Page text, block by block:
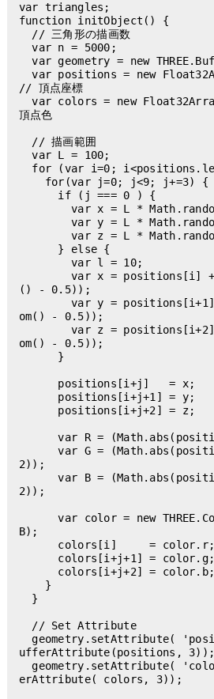
var triangles;
function initObject() {
  var n = 5000;
  var geometry = new THREE.BufferGeometry();
  var positions = new Float32Array( n * 3 * 3 );
// 頂点座標
  var colors = new Float32Array( n * 3 * 3 ); //
頂点色
  var L = 100;
        var x = L * Math.random() - L/2;
        var y = L * Math.random() - L/2;
        var z = L * Math.random() - L/2;
        var l = 10;
        var x = positions[i] + (l * (Math.random
() - 0.5));
        var y = positions[i+1] + (l * (Math.rand
om() - 0.5));
        var z = positions[i+2] + (l * (Math.rand
om() - 0.5));
      var R = (Math.abs(positions[i]) / (L/2));
      var G = (Math.abs(positions[i+1]) / (L/
2));
      var B = (Math.abs(positions[i+2]) / (L/
2));
      var color = new THREE.Color().setRGB(R,G,
B);
  geometry.setAttribute( 'position', new THREE.B
ufferAttribute(positions, 3));
  geometry.setAttribute( 'color', new THREE.Buff
erAttribute( colors, 3));